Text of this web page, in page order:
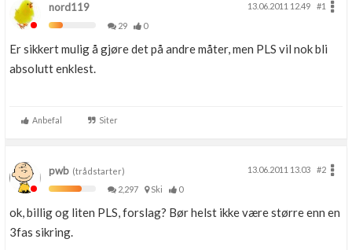
nord119 13.06.2011 12.49
#1
29
0
Er sikkert mulig å gjøre det på andre måter, men PLS vil nok bli
absolutt enklest.
Anbefal Siter
pwb (trådstarter) 13.06.2011 13.03
#2
2,297
Ski 0
ok, billig og liten PLS, forslag? Bør helst ikke være større enn en
3fas sikring.